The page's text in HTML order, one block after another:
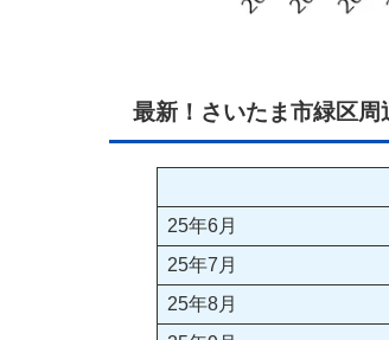
最新！さいたま市緑区
25年6月
25年7月
25年8月